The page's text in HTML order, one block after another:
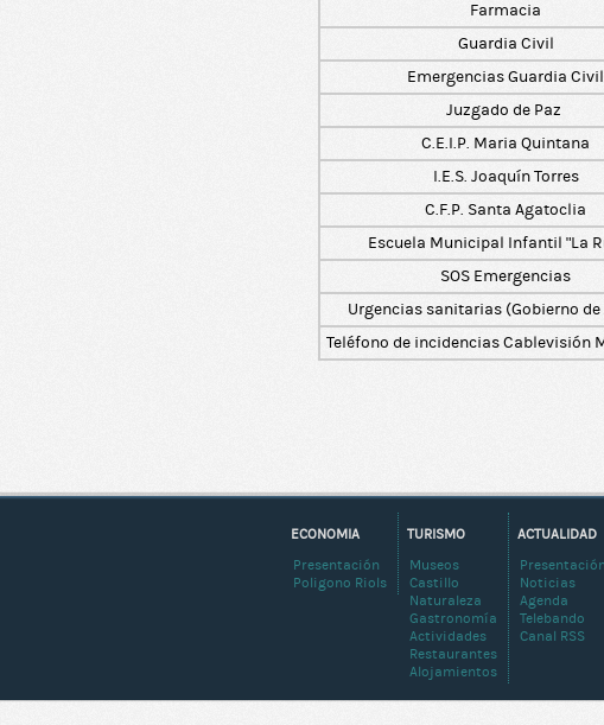
Farmacia
Guardia Civil
Emergencias Guardia Civil
Juzgado de Paz
C.E.I.P. Maria Quintana
I.E.S. Joaquín Torres
C.F.P. Santa Agatoclia
Escuela Municipal Infantil "La
SOS Emergencias
Urgencias sanitarias (Gobierno de
Teléfono de incidencias Cablevisión
ACTUALIDAD
Presentación
Noticias
Agenda
Telebando
Canal RSS
TURISMO
Museos
Castillo
Naturaleza
Gastronomía
Actividades
Restaurantes
Alojamientos
ECONOMIA
Presentación
Poligono Riols